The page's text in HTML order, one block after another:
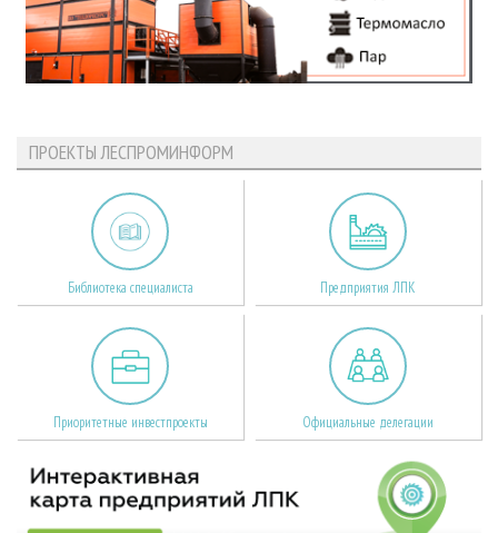
ПРОЕКТЫ ЛЕСПРОМИНФОРМ
Библиотека специалиста Предприятия ЛПК
Приоритетные инвестпроекты Официальные делегации